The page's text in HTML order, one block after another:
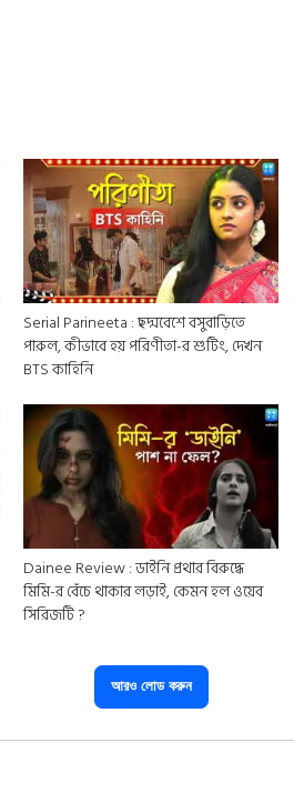
Serial Parineeta : ছদ্মবেশে বসুবাড়িতে
পারুল, কীভাবে হয় পরিণীতা-র শুটিং, দেখন
BTS কাহিনি
Dainee Review : ডাইনি প্রথার বিরুদ্ধে
মিমি-র বেঁচে থাকার লড়াই, কেমন হল ওয়েব
সিরিজটি ?
আরও লোড করুন